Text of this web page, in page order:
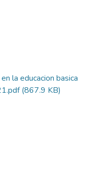
la educacion basica
(867.9 KB)